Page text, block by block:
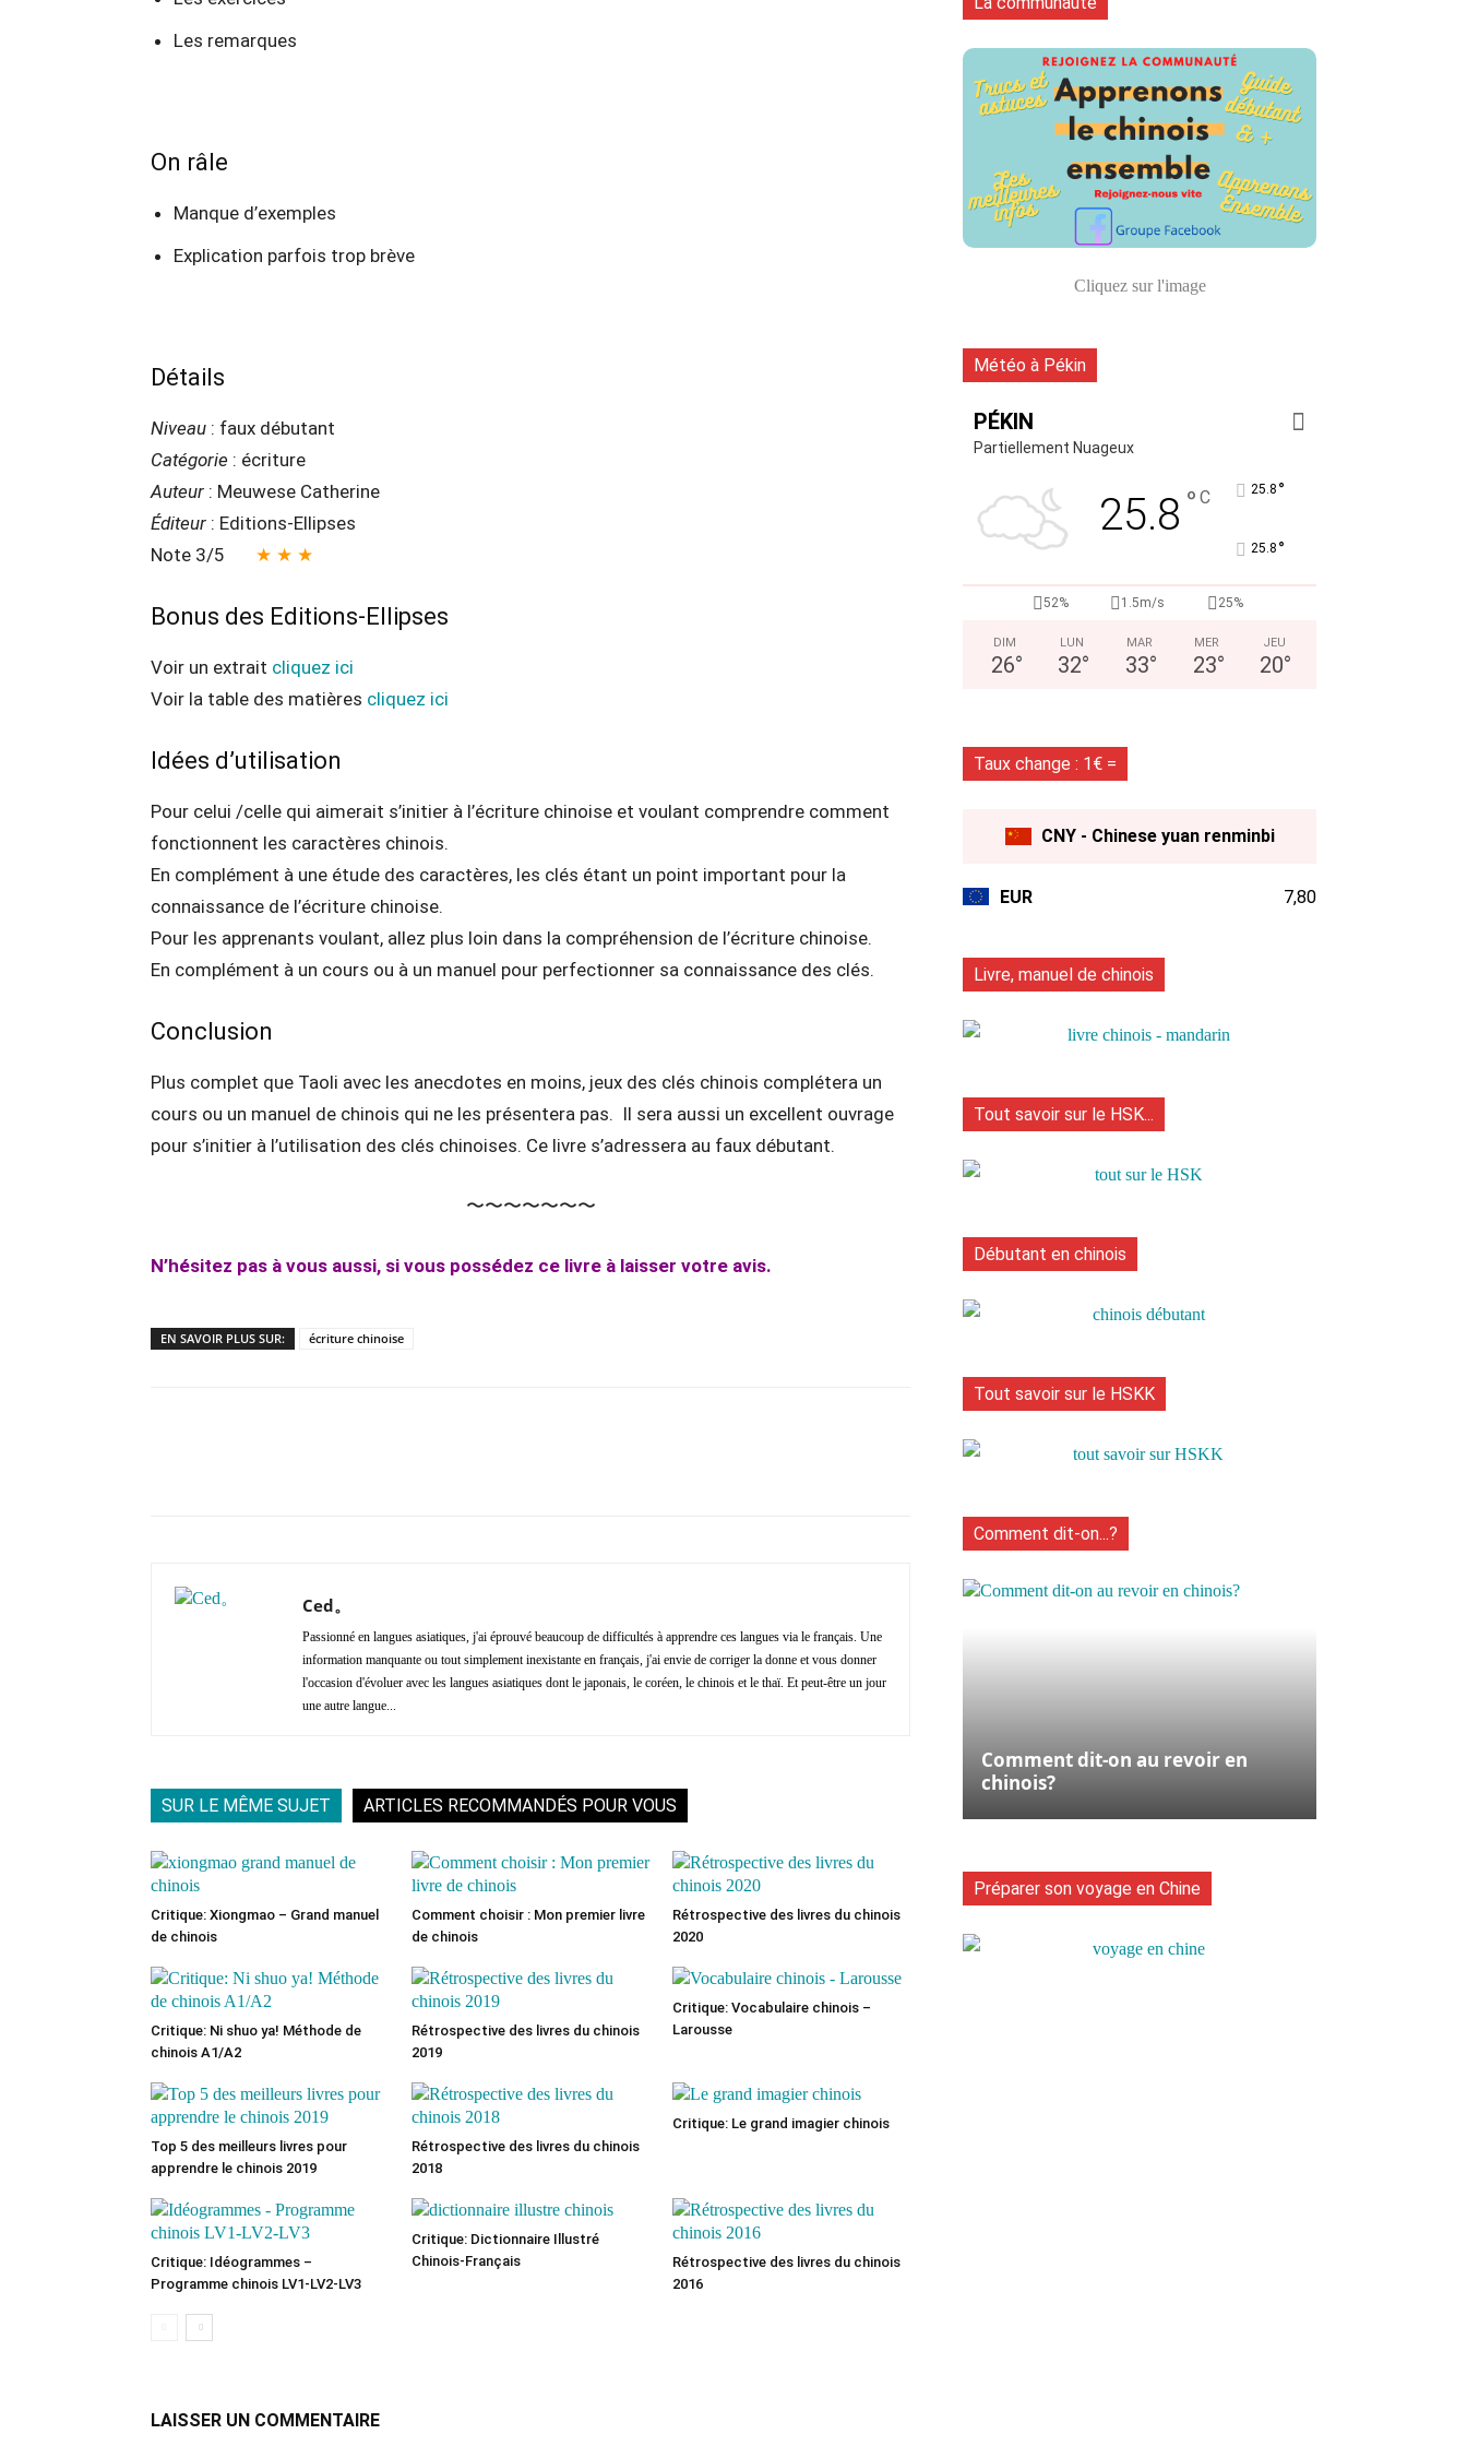
Les remarques
On râle
Manque d’exemples
Explication parfois trop brève
Détails
Niveau : faux débutant
Catégorie : écriture
Auteur : Meuwese Catherine
Éditeur : Editions-Ellipses
Note 3/5 ★ ★ ★
Bonus des Editions-Ellipses
Voir un extrait cliquez ici
Voir la table des matières cliquez ici
Idées d’utilisation
Pour celui /celle qui aimerait s’initier à l’écriture chinoise et voulant comprendre comment
fonctionnent les caractères chinois.
En complément à une étude des caractères, les clés étant un point important pour la
connaissance de l’écriture chinoise.
Pour les apprenants voulant, allez plus loin dans la compréhension de l’écriture chinoise.
En complément à un cours ou à un manuel pour perfectionner sa connaissance des clés.
Conclusion
Plus complet que Taoli avec les anecdotes en moins, jeux des clés chinois complétera un
cours ou un manuel de chinois qui ne les présentera pas. Il sera aussi un excellent ouvrage
pour s’initier à l’utilisation des clés chinoises. Ce livre s’adressera au faux débutant.
〜〜〜〜〜〜〜
N’hésitez pas à vous aussi, si vous possédez ce livre à laisser votre avis.
EN SAVOIR PLUS SUR: écriture chinoise
Ced。
Passionné en langues asiatiques, j'ai éprouvé beaucoup de difficultés à apprendre ces langues via le français. Une
information manquante ou tout simplement inexistante en français, j'ai envie de corriger la donne et vous donner
l'occasion d'évoluer avec les langues asiatiques dont le japonais, le coréen, le chinois et le thaï. Et peut-être un jour
une autre langue...
SUR LE MÊME SUJET ARTICLES RECOMMANDÉS POUR VOUS
Critique: Xiongmao – Grand manuel
de chinois
Comment choisir : Mon premier livre
de chinois
Rétrospective des livres du chinois
2020
Critique: Ni shuo ya! Méthode de
chinois A1/A2
Rétrospective des livres du chinois
2019
Critique: Vocabulaire chinois –
Larousse
Top 5 des meilleurs livres pour
apprendre le chinois 2019
Rétrospective des livres du chinois
2018
Critique: Le grand imagier chinois
Critique: Idéogrammes –
Programme chinois LV1-LV2-LV3
Critique: Dictionnaire Illustré
Chinois-Français
Rétrospective des livres du chinois
2016
LAISSER UN COMMENTAIRE
Cliquez sur l'image
Météo à Pékin
PÉKIN
Partiellement Nuageux
25.8 ° C 25.8 °
25.8 °
52% 1.5m/s 25%
DIM
26°
LUN
32°
MAR
33°
MER
23°
JEU
20°
Taux change : 1€ =
CNY - Chinese yuan renminbi
EUR 7,80
Livre, manuel de chinois
Tout savoir sur le HSK...
Débutant en chinois
Tout savoir sur le HSKK
Comment dit-on...?
Comment dit-on au revoir en
chinois?
Préparer son voyage en Chine